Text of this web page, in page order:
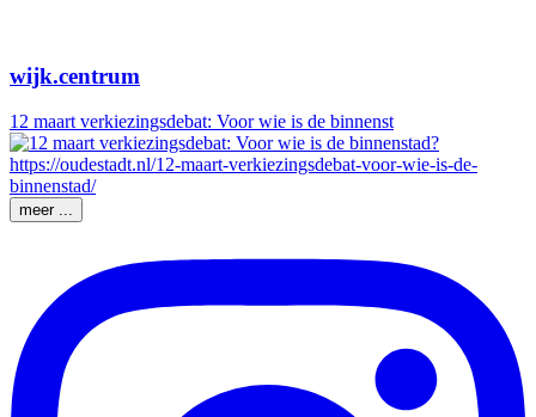
wijk.centrum
12 maart verkiezingsdebat: Voor wie is de binnenst
meer ...